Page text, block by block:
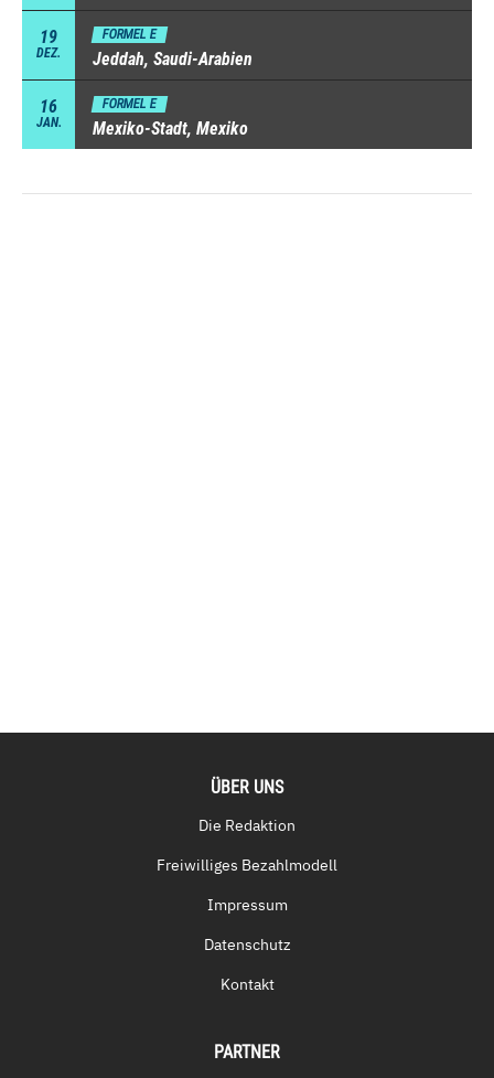
19
DEZ.
FORMEL E
Jeddah, Saudi-Arabien
16
JAN.
FORMEL E
Mexiko-Stadt, Mexiko
ÜBER UNS
Die Redaktion
Freiwilliges Bezahlmodell
Impressum
Datenschutz
Kontakt
PARTNER